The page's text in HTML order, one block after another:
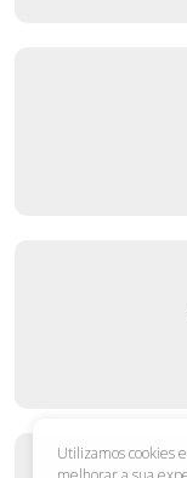
Utilizamos cookies